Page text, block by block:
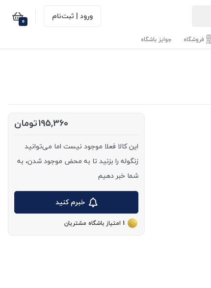
ورود | ثبت‌نام 0
فروشگاه جوایز باشگاه
195,360تومان
این کالا فعلا موجود نیست اما می‌توانید
زنگوله را بزنید تا به محض موجود شدن، به
شما خبر دهیم
خبرم کنید
1 امتیاز باشگاه مشتریان